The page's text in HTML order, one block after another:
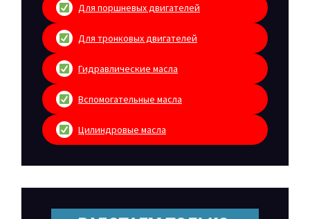
Для поршневых двигателей
Для тронковых двигателей
Гидравлические масла
Вспомогательные масла
Цилиндровые масла